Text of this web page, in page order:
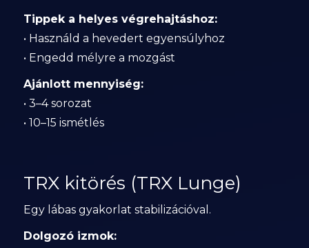
Tippek a helyes végrehajtáshoz:
• Használd a hevedert egyensúlyhoz
• Engedd mélyre a mozgást
Ajánlott mennyiség:
• 3–4 sorozat
• 10–15 ismétlés
TRX kitörés (TRX Lunge)
Egy lábas gyakorlat stabilizációval.
Dolgozó izmok: